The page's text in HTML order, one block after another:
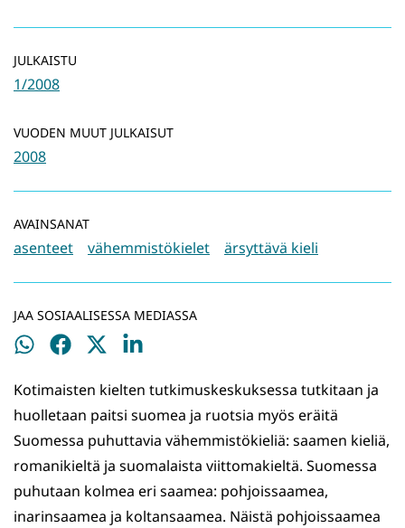
JULKAISTU
1/2008
VUODEN MUUT JULKAISUT
2008
AVAINSANAT
asenteet vähemmistökielet ärsyttävä kieli
JAA SOSIAALISESSA MEDIASSA
Jaa
Jaa
Jaa
Jaa
Kotimaisten kielten tutkimuskeskuksessa tutkitaan ja
huolletaan paitsi suomea ja ruotsia myös eräitä
Suomessa puhuttavia vähemmistökieliä: saamen kieliä,
romanikieltä ja suomalaista viittomakieltä. Suomessa
puhutaan kolmea eri saamea: pohjoissaamea,
inarinsaamea ja koltansaamea. Näistä pohjoissaamea